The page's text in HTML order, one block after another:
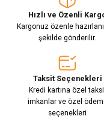
Hızlı ve Özenli
Kargonuz özenle
şekilde gönderilir.
Taksit Seçenekleri
Kredi kartına özel
imkanlar ve özel
seçenekleri